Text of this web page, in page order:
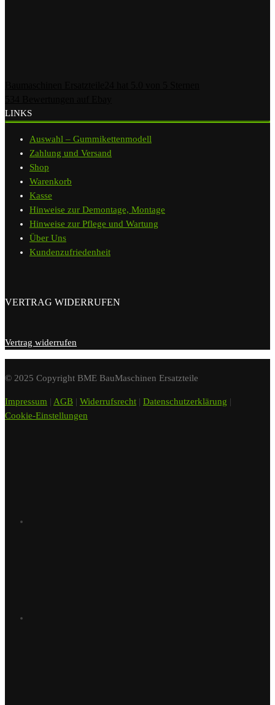
LINKS
Auswahl – Gummikettenmodell
Zahlung und Versand
Shop
Warenkorb
Kasse
Hinweise zur Demontage, Montage
Hinweise zur Pflege und Wartung
Über Uns
Kundenzufriedenheit
VERTRAG WIDERRUFEN
Vertrag widerrufen
© 2025 Copyright BME BauMaschinen Ersatzteile
Impressum | AGB | Widerrufsrecht | Datenschutzerklärung |
Cookie-Einstellungen